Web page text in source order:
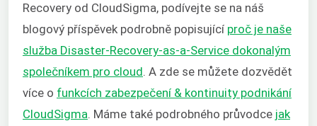
Recovery od CloudSigma, podívejte se na náš
blogový příspěvek podrobně popisující proč je naše
služba Disaster-Recovery-as-a-Service dokonalým
společníkem pro cloud. A zde se můžete dozvědět
více o funkcích zabezpečení & kontinuity podnikání
CloudSigma. Máme také podrobného průvodce jak